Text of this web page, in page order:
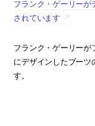
フランク・ゲーリーが
されています
フランク・ゲーリー
にデザインしたブーツ
す。